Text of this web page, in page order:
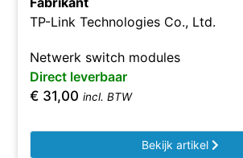
TP-Link Technologies Co., Ltd.
Netwerk switch modules
Direct leverbaar
€ 31,00 incl. BTW
Bekijk artikel